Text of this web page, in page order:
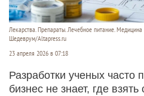
Лекарства. Препараты. Лечебное питание. Медицина
Шедеврум/Altapress.ru
23 апреля 2026 в 07:18
Разработки ученых часто
бизнес не знает, где